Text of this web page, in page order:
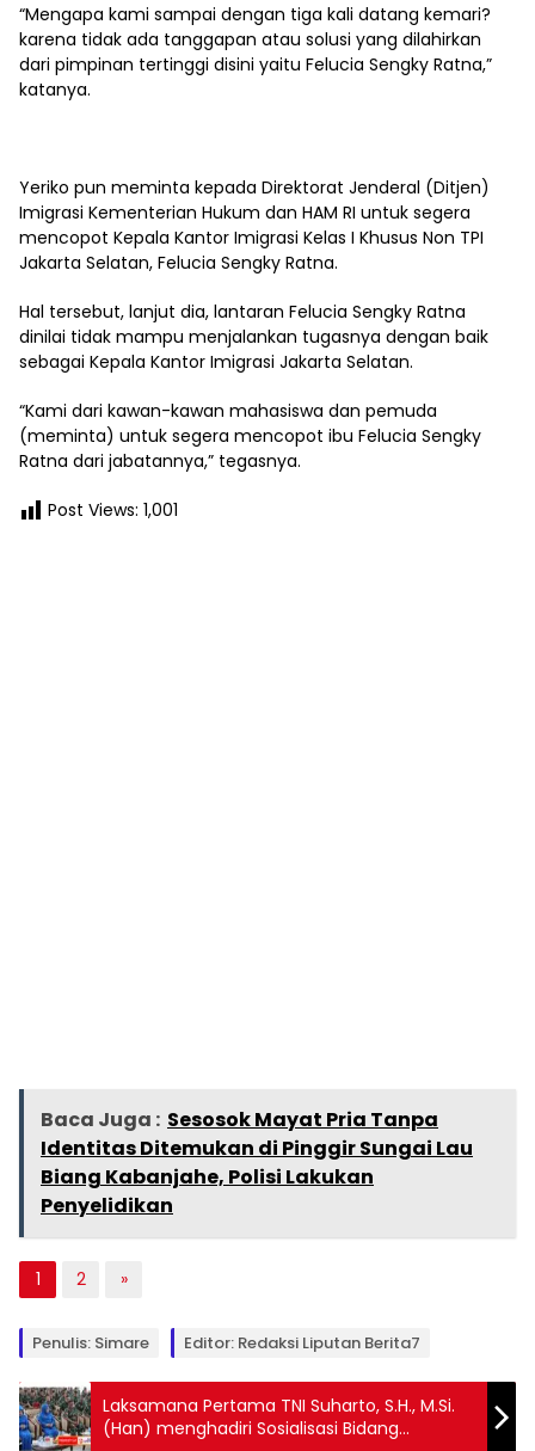
“Mengapa kami sampai dengan tiga kali datang kemari?
karena tidak ada tanggapan atau solusi yang dilahirkan
dari pimpinan tertinggi disini yaitu Felucia Sengky Ratna,”
katanya.
Yeriko pun meminta kepada Direktorat Jenderal (Ditjen)
Imigrasi Kementerian Hukum dan HAM RI untuk segera
mencopot Kepala Kantor Imigrasi Kelas I Khusus Non TPI
Jakarta Selatan, Felucia Sengky Ratna.
Hal tersebut, lanjut dia, lantaran Felucia Sengky Ratna
dinilai tidak mampu menjalankan tugasnya dengan baik
sebagai Kepala Kantor Imigrasi Jakarta Selatan.
“Kami dari kawan-kawan mahasiswa dan pemuda
(meminta) untuk segera mencopot ibu Felucia Sengky
Ratna dari jabatannya,” tegasnya.
Post Views: 1,001
Baca Juga : Sesosok Mayat Pria Tanpa
Identitas Ditemukan di Pinggir Sungai Lau
Biang Kabanjahe, Polisi Lakukan
Penyelidikan
1 2 »
Penulis: Simare Editor: Redaksi Liputan Berita7
Laksamana Pertama TNI Suharto, S.H., M.Si.
(Han) menghadiri Sosialisasi Bidang